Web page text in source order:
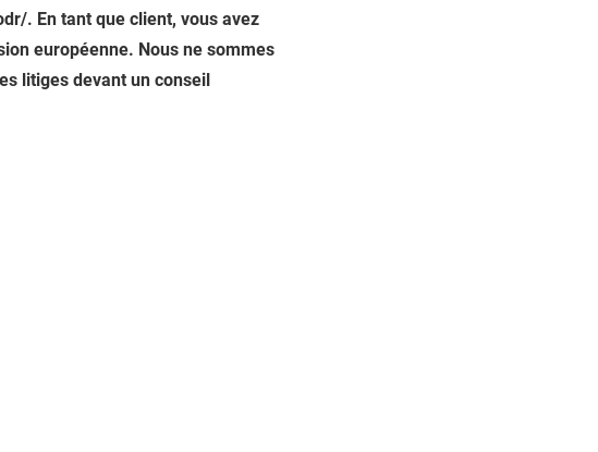
. En tant que client, vous avez
européenne. Nous ne sommes
litiges devant un conseil